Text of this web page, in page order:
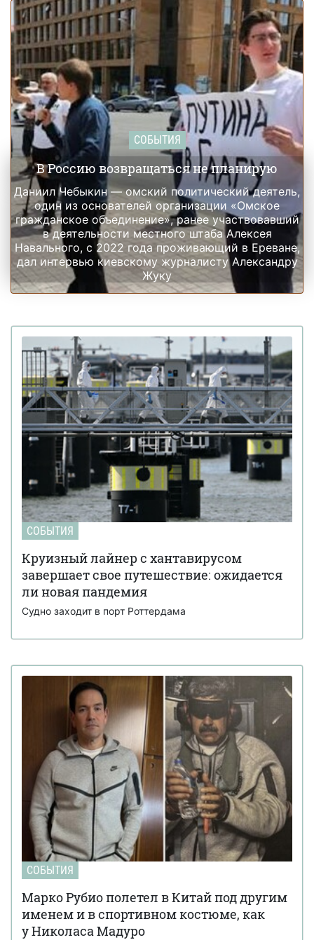
СОБЫТИЯ
В Россию возвращаться не планирую
Даниил Чебыкин — омский политический деятель,
один из основателей организации «Омское
гражданское объединение», ранее участвовавший
в деятельности местного штаба Алексея
Навального, с 2022 года проживающий в Ереване,
дал интервью киевскому журналисту Александру
Жуку
СОБЫТИЯ
Круизный лайнер с хантавирусом
завершает свое путешествие: ожидается
ли новая пандемия
Судно заходит в порт Роттердама
СОБЫТИЯ
Марко Рубио полетел в Китай под другим
именем и в спортивном костюме, как
у Николаса Мадуро